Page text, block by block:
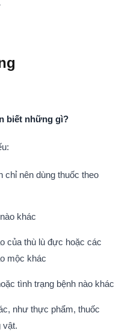
biết những gì?
chỉ nên dùng thuốc theo
khác
của thù lù đực hoặc các
mộc khác
tình trạng bệnh nào khác
như thực phẩm, thuốc
vật.